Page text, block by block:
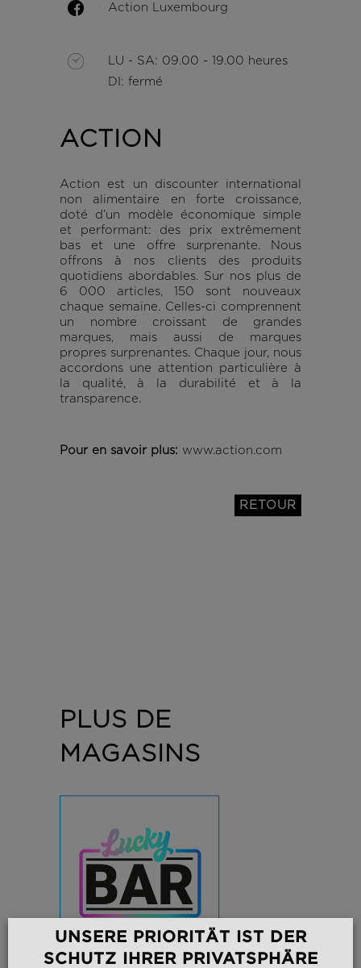
Action Luxembourg
LU - SA: 09.00 - 19.00 heures
DI: fermé
ACTION
Action est un discounter international
non alimentaire en forte croissance,
doté d’un modèle économique simple
et performant: des prix extrêmement
bas et une offre surprenante. Nous
offrons à nos clients des produits
quotidiens abordables. Sur nos plus de
6 000 articles, 150 sont nouveaux
chaque semaine. Celles-ci comprennent
un nombre croissant de grandes
marques, mais aussi de marques
propres surprenantes. Chaque jour, nous
accordons une attention particulière à
la qualité, à la durabilité et à la
transparence.
Pour en savoir plus: www.action.com
RETOUR
PLUS DE
MAGASINS
UNSERE PRIORITÄT IST DER
SCHUTZ IHRER PRIVATSPHÄRE